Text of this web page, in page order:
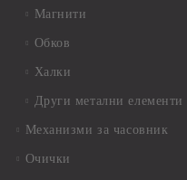
Магнити
Обков
Халки
Други метални елементи
Механизми за часовник
Очички